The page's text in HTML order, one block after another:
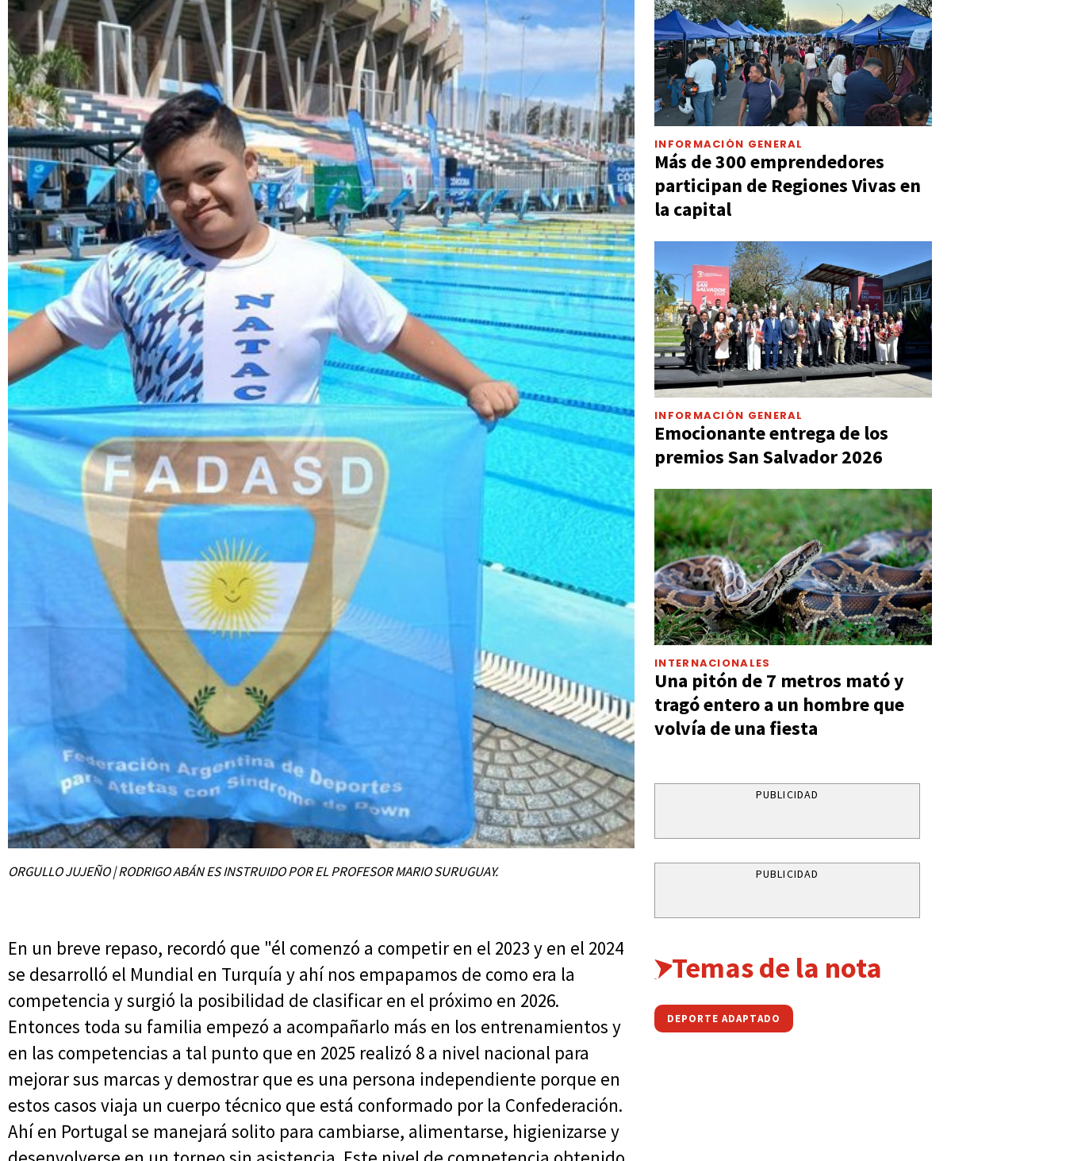
ORGULLO JUJEÑO | RODRIGO ABÁN ES INSTRUIDO POR EL PROFESOR MARIO SURUGUAY.
En un breve repaso, recordó que "él comenzó a competir en el 2023 y en el 2024
se desarrolló el Mundial en Turquía y ahí nos empapamos de como era la
competencia y surgió la posibilidad de clasificar en el próximo en 2026.
Entonces toda su familia empezó a acompañarlo más en los entrenamientos y
en las competencias a tal punto que en 2025 realizó 8 a nivel nacional para
mejorar sus marcas y demostrar que es una persona independiente porque en
estos casos viaja un cuerpo técnico que está conformado por la Confederación.
Ahí en Portugal se manejará solito para cambiarse, alimentarse, higienizarse y
INFORMACIÓN GENERAL
Más de 300 emprendedores
participan de Regiones Vivas en
la capital
INFORMACIÓN GENERAL
Emocionante entrega de los
premios San Salvador 2026
INTERNACIONALES
Una pitón de 7 metros mató y
tragó entero a un hombre que
volvía de una fiesta
PUBLICIDAD
PUBLICIDAD
Temas de la nota
DEPORTE ADAPTADO